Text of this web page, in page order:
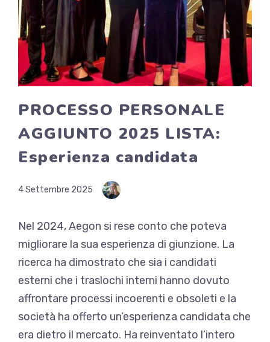
PROCESSO PERSONALE
AGGIUNTO 2025 LISTA:
Esperienza candidata
4 Settembre 2025
Nel 2024, Aegon si rese conto che poteva
migliorare la sua esperienza di giunzione. La
ricerca ha dimostrato che sia i candidati
esterni che i traslochi interni hanno dovuto
affrontare processi incoerenti e obsoleti e la
società ha offerto un’esperienza candidata che
era dietro il mercato. Ha reinventato l’intero